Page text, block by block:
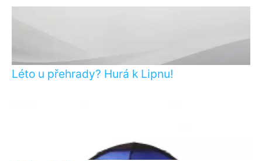
Léto u přehrady? Hurá k Lipnu!